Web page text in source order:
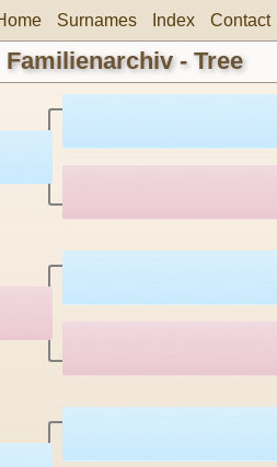
Surnames Index Contact
Familienarchiv - Tree